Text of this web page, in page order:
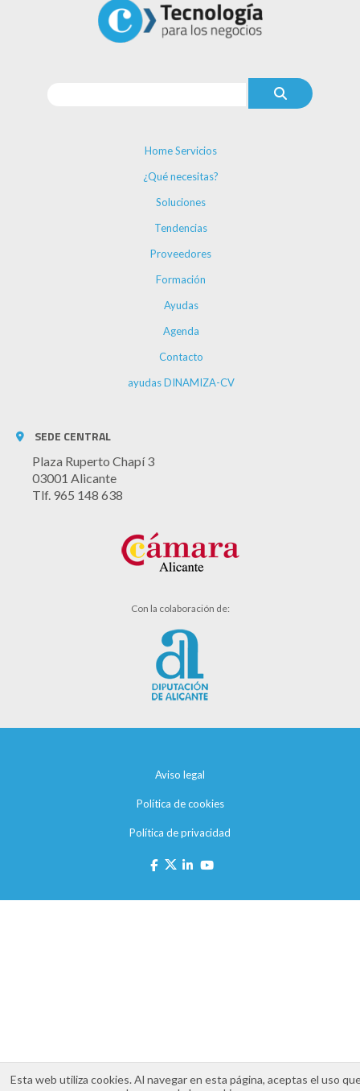
Home Servicios
¿Qué necesitas?
Soluciones
Tendencias
Proveedores
Formación
Ayudas
Agenda
Contacto
ayudas DINAMIZA-CV
SEDE CENTRAL
Plaza Ruperto Chapí 3
03001 Alicante
Tlf. 965 148 638
Con la colaboración de:
Aviso legal
Política de cookies
Política de privacidad
Esta web utiliza cookies. Al navegar en esta página, aceptas el uso